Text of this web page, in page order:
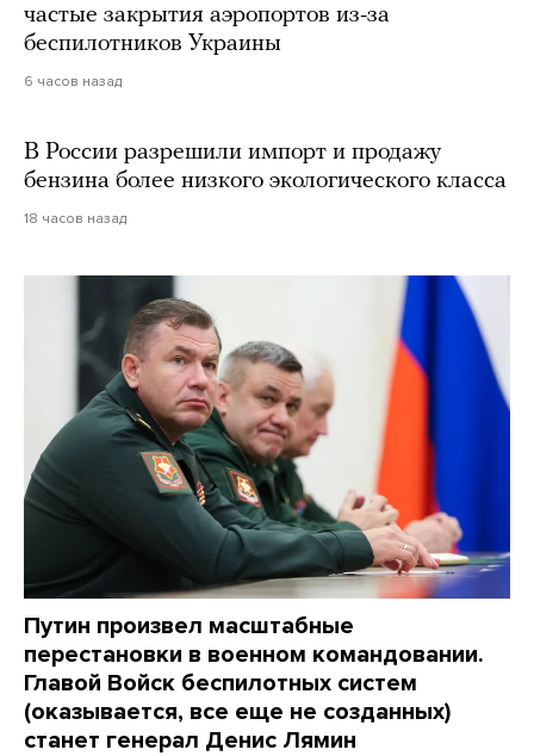
частые закрытия аэропортов из-за
беспилотников Украины
6 часов назад
В России разрешили импорт и продажу
бензина более низкого экологического класса
18 часов назад
Путин произвел масштабные
перестановки в военном командовании.
Главой Войск беспилотных систем
(оказывается, все еще не созданных)
станет генерал Денис Лямин